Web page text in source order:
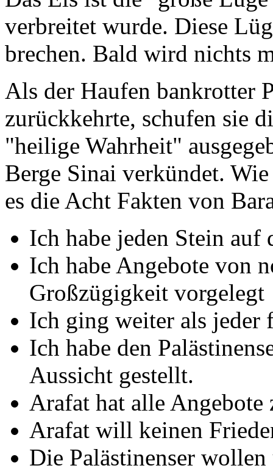
verbreitet wurde. Diese
brechen. Bald wird nichts
Als der Haufen bankrotter
zurückkehrte, schufen sie
"heilige Wahrheit"
Berge Sinai verkündet.
es die Acht Fakten von
Ich habe jeden Stein auf
Ich habe Angebote von
Großzügigkeit vorgelegt
Ich ging weiter als jeder
Ich habe den
Aussicht gestellt.
Arafat hat alle Angebote
Arafat will keinen
Die Palästinenser